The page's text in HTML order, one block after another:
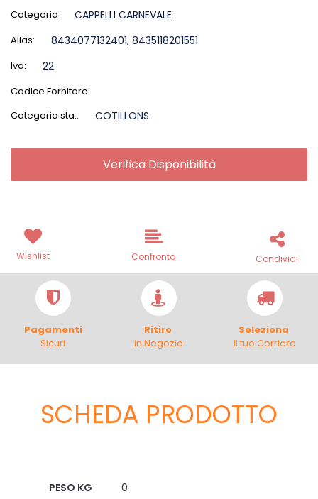
Categoria CAPPELLI CARNEVALE
Alias: 8434077132401, 8435118201551
Iva: 22
Codice Fornitore:
Categoria sta.:
COTILLONS
Verifica Disponibilità
Wishlist Confronta Condividi
Pagamenti
Sicuri
Ritiro
in Negozio
Seleziona
il tuo Corriere
SCHEDA PRODOTTO
PESO KG
0